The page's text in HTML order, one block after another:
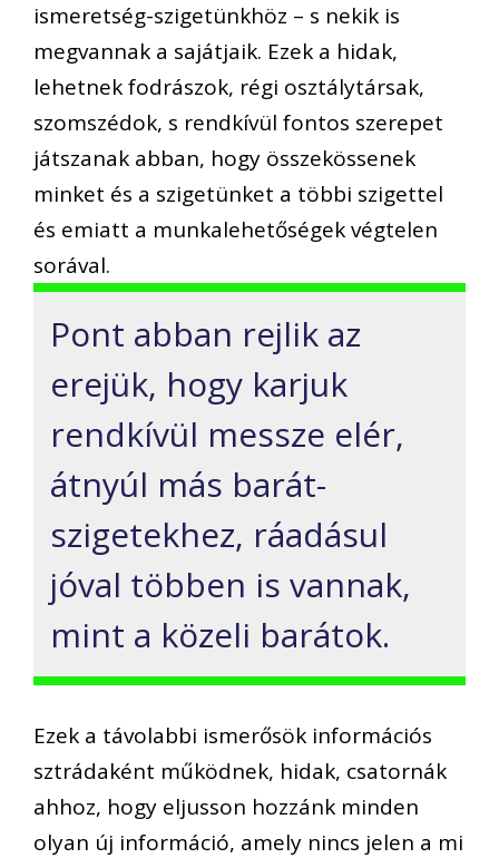
ismeretség-szigetünkhöz – s nekik is
megvannak a sajátjaik. Ezek a hidak,
lehetnek fodrászok, régi osztálytársak,
szomszédok, s rendkívül fontos szerepet
játszanak abban, hogy összekössenek
minket és a szigetünket a többi szigettel
és emiatt a munkalehetőségek végtelen
sorával.
Pont abban rejlik az
erejük, hogy karjuk
rendkívül messze elér,
átnyúl más barát-
szigetekhez, ráadásul
jóval többen is vannak,
mint a közeli barátok.
Ezek a távolabbi ismerősök információs
sztrádaként működnek, hidak, csatornák
ahhoz, hogy eljusson hozzánk minden
olyan új információ, amely nincs jelen a mi